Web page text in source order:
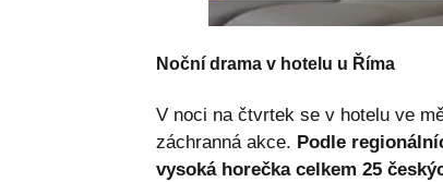
Noční drama v hotelu u Říma
V noci na čtvrtek se v hotelu ve
záchranná akce. Podle
vysoká horečka celkem 25